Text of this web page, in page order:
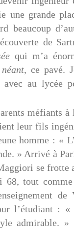
une grande
beaucoup
de
qui m’a
, ce pavé.
avec au lycée
méfiants à
leur fils
homme : «
» Arrivé à
se frotte
68, tout
l’étudiant : «
admirable. »